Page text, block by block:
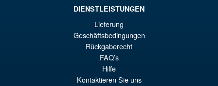
IN DEN WARENKORB
DIENSTLEISTUNGEN
Lieferung
Geschäftsbedingungen
Rückgaberecht
FAQ’s
Hilfe
Kontaktieren Sie uns